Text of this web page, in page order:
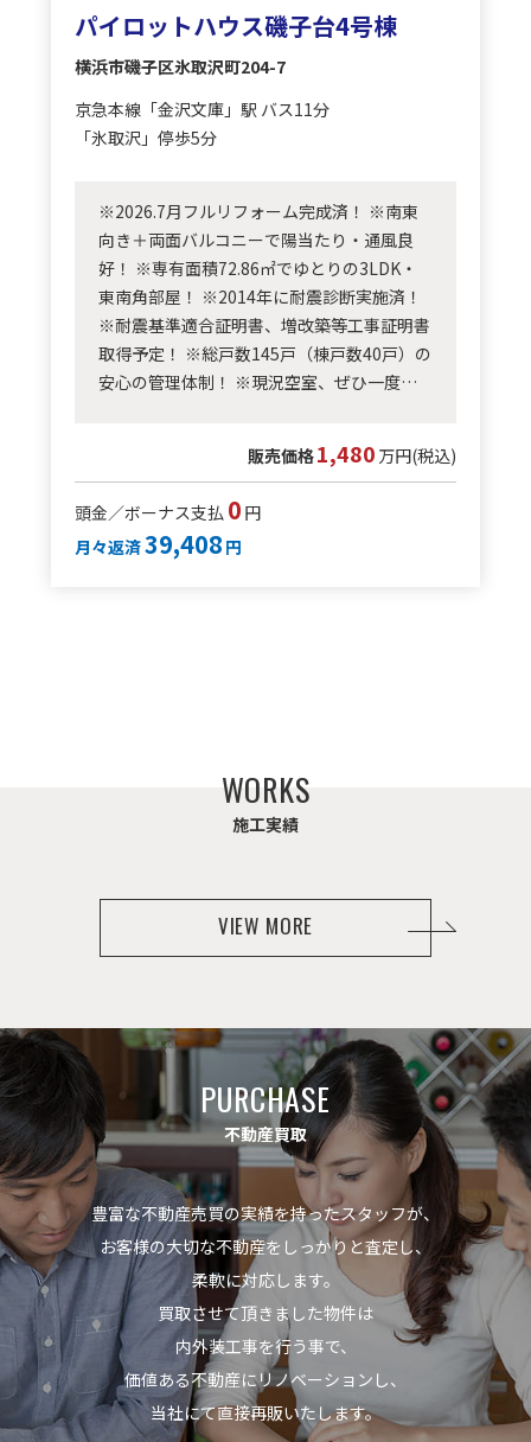
パイロットハウス磯子台4号棟
横浜市磯子区氷取沢町204-7
京急本線「金沢文庫」駅 バス11分
「氷取沢」停歩5分
※2026.7月フルリフォーム完成済！ ※南東
向き＋両面バルコニーで陽当たり・通風良
好！ ※専有面積72.86㎡でゆとりの3LDK・
東南角部屋！ ※2014年に耐震診断実施済！
※耐震基準適合証明書、増改築等工事証明書
取得予定！ ※総戸数145戸（棟戸数40戸）の
安心の管理体制！ ※現況空室、ぜひ一度ご
販売価格1,480 万円(税込)
頭金／ボーナス支払 0 円
月々返済39,408 円
WORKS
施工実績
VIEW MORE
PURCHASE
不動産買取
豊富な不動産売買の実績を持ったスタッフが、
お客様の大切な不動産をしっかりと査定し、
柔軟に対応します。
買取させて頂きました物件は
内外装工事を行う事で、
価値ある不動産にリノベーションし、
当社にて直接再販いたします。